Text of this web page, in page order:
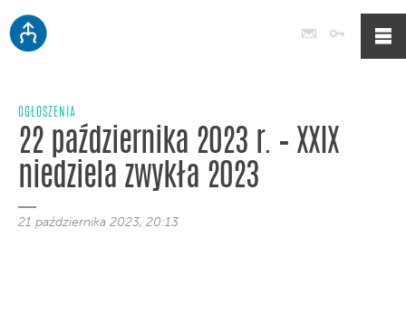
Poczta
OGŁOSZENIA
22 października 2023 r. – XXIX
niedziela zwykła 2023
21 października 2023, 20:13